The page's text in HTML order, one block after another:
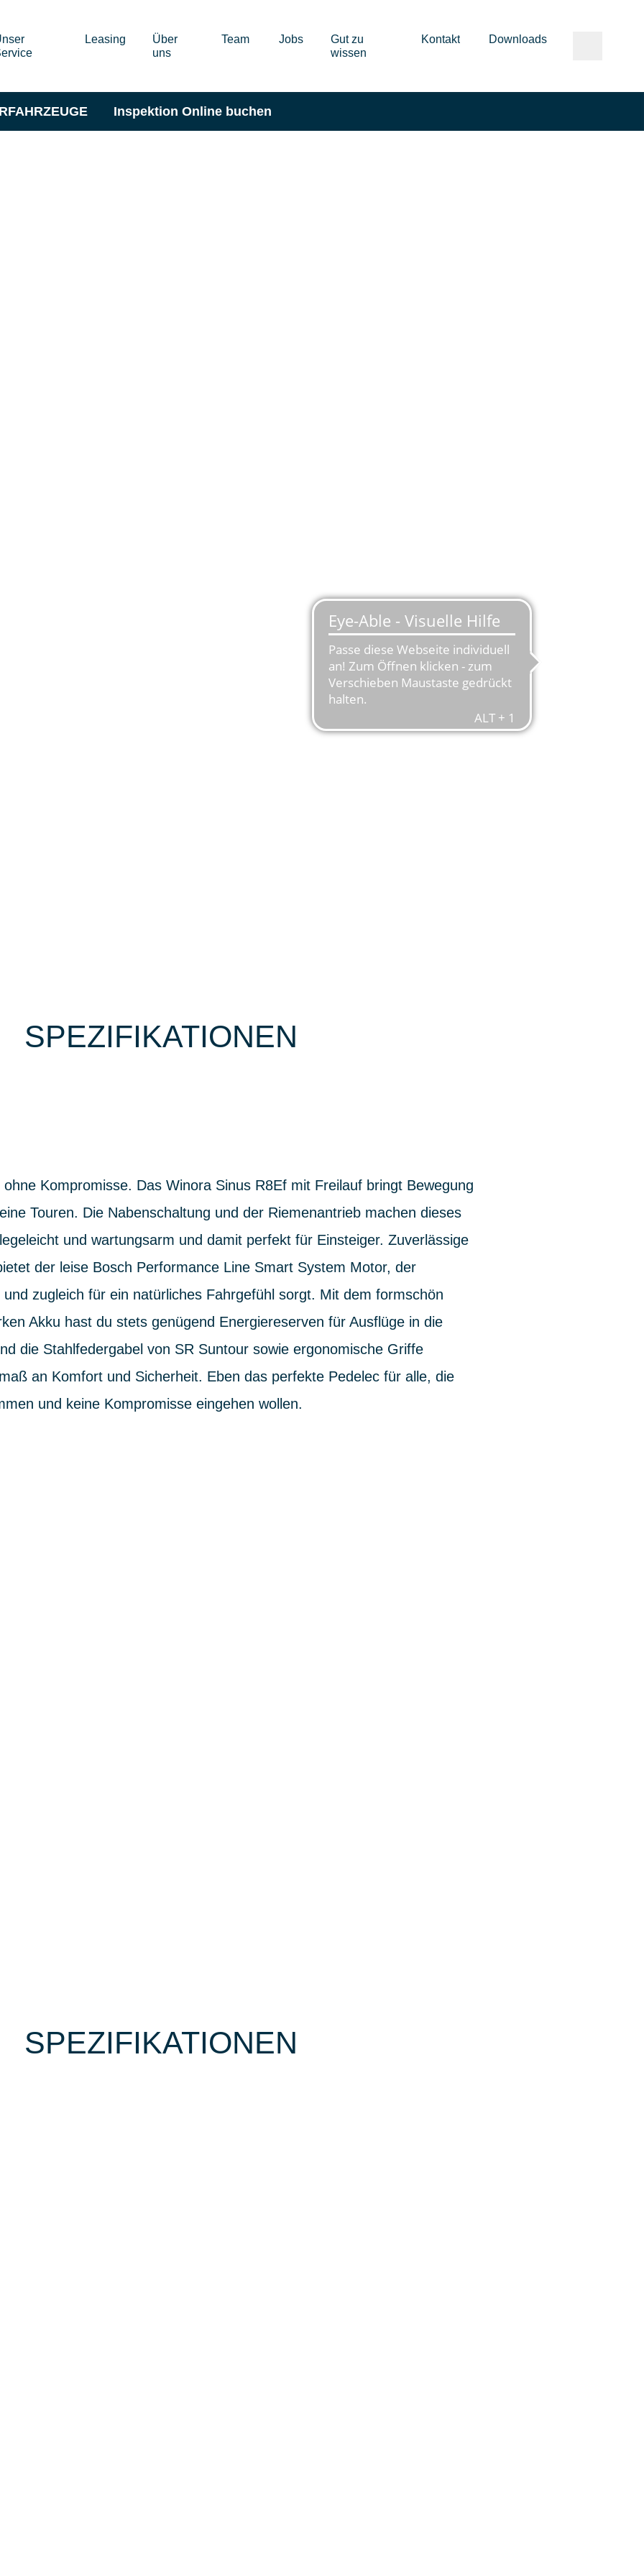
Leasing
Über
uns
Team Jobs
Gut zu
wissen
Kontakt Downloads
Inspektion Online buchen
SPEZIFIKATIONEN
Kompromisse. Das Winora Sinus R8Ef mit Freilauf bringt Bewegung
Touren. Die Nabenschaltung und der Riemenantrieb machen dieses
und wartungsarm und damit perfekt für Einsteiger. Zuverlässige
der leise Bosch Performance Line Smart System Motor, der
zugleich für ein natürliches Fahrgefühl sorgt. Mit dem formschön
Akku hast du stets genügend Energiereserven für Ausflüge in die
die Stahlfedergabel von SR Suntour sowie ergonomische Griffe
an Komfort und Sicherheit. Eben das perfekte Pedelec für alle, die
und keine Kompromisse eingehen wollen.
SPEZIFIKATIONEN